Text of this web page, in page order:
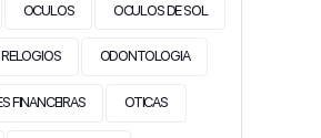
OCULOS OCULOS DE SOL
ODONTOLOGIA
FINANCEIRAS OTICAS